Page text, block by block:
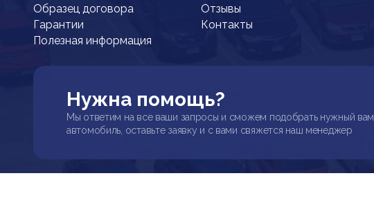
Образец договора
Гарантии
Полезная информация
Отзывы
Контакты
Нужна помощь?
Мы ответим на все ваши запросы и сможем подобрать нужный вам
автомобиль, оставьте заявку и с вами свяжется наш менеджер